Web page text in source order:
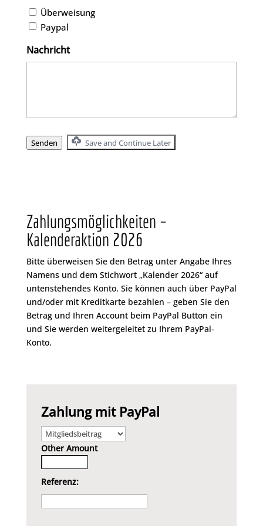
Überweisung
Paypal
Nachricht
Senden Save and Continue Later
r
n
t
i
v
e
:
Zahlungsmöglichkeiten –
Kalenderaktion 2026
Bitte überweisen Sie den Betrag unter Angabe Ihres
Namens und dem Stichwort „Kalender 2026“ auf
untenstehendes Konto. Sie können auch über PayPal
und/oder mit Kreditkarte bezahlen – geben Sie den
Betrag und Ihren Account beim PayPal Button ein
und Sie werden weitergeleitet zu Ihrem PayPal-
Konto.
Zahlung mit PayPal
Other Amount
Referenz: